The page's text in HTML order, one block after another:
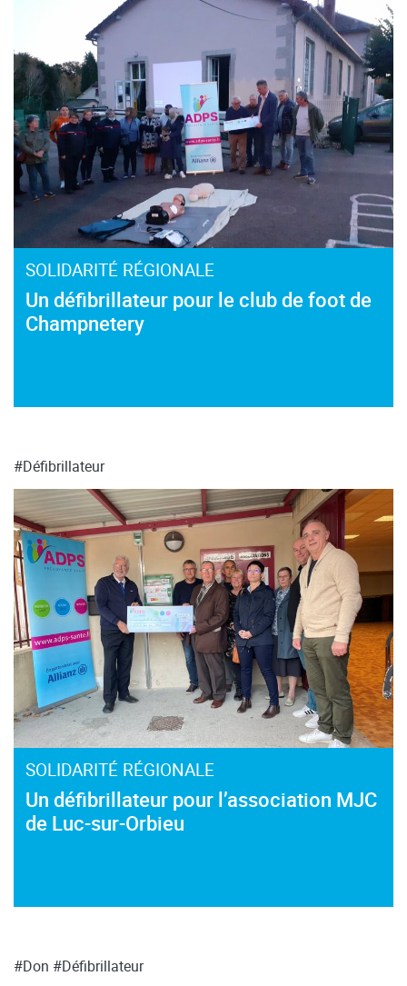
SOLIDARITÉ RÉGIONALE
Un défibrillateur pour le club de foot de
Champnetery
#Défibrillateur
SOLIDARITÉ RÉGIONALE
Un défibrillateur pour l’association MJC
de Luc-sur-Orbieu
#Don #Défibrillateur